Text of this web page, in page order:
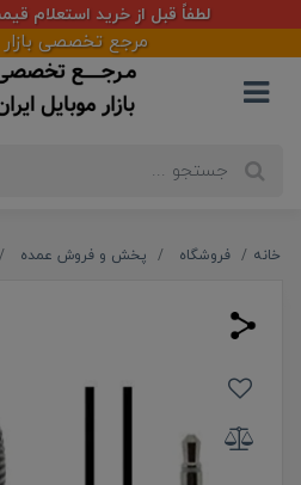
لطفاً قبل از خرید استعلام
مرجع تخصصی بازار
خانه فروشگاه پخش و فروش عمده